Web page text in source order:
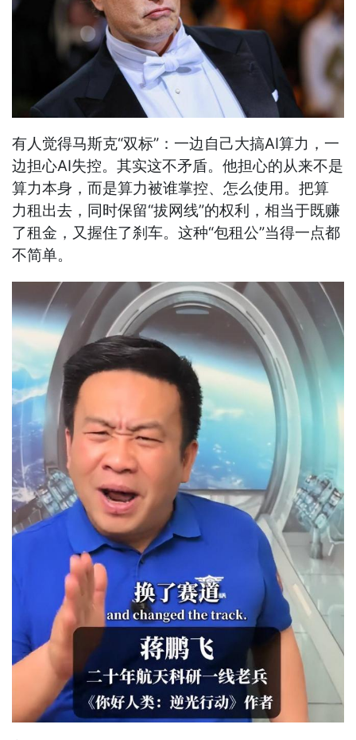
有人觉得马斯克“双标”：一边自己大搞AI算力，一
边担心AI失控。其实这不矛盾。他担心的从来不是
算力本身，而是算力被谁掌控、怎么使用。把算
力租出去，同时保留“拔网线”的权利，相当于既赚
了租金，又握住了刹车。这种“包租公”当得一点都
不简单。